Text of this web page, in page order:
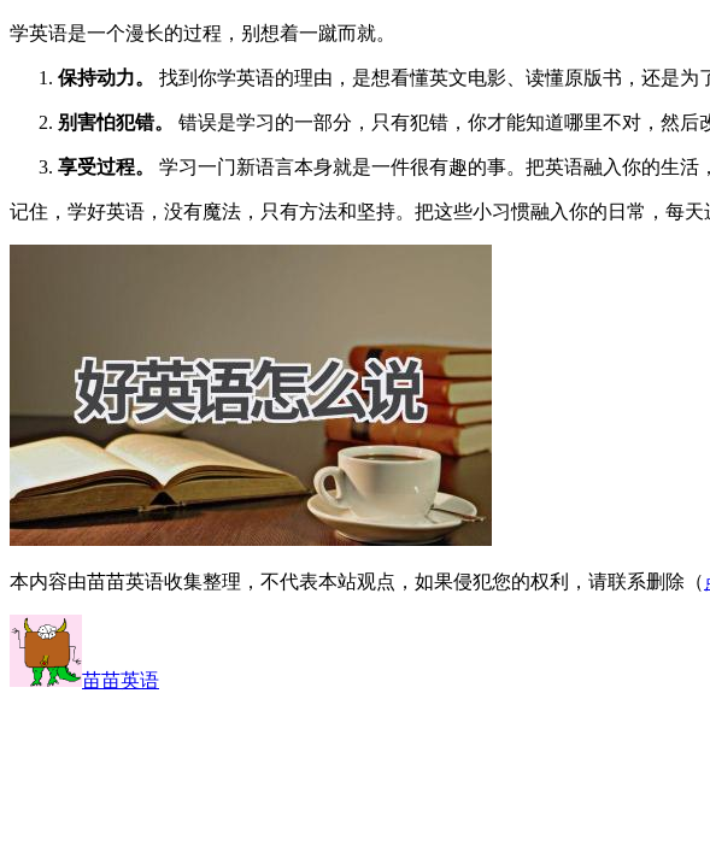
学英语是一个漫长的过程，别想着一蹴而就。
保持动力。 找到你学英语的理由，是想看懂英文电影、读懂原版书，还是为
别害怕犯错。 错误是学习的一部分，只有犯错，你才能知道哪里不对，然后
享受过程。 学习一门新语言本身就是一件很有趣的事。把英语融入你的生活
记住，学好英语，没有魔法，只有方法和坚持。把这些小习惯融入你的日常，每天
本内容由苗苗英语收集整理，不代表本站观点，如果侵犯您的权利，请联系删除（
苗苗英语